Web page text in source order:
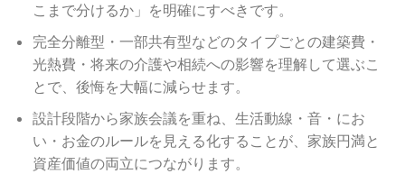
こまで分けるか」を明確にすべきです。
完全分離型・一部共有型などのタイプごとの建築費・
光熱費・将来の介護や相続への影響を理解して選ぶこ
とで、後悔を大幅に減らせます。
設計段階から家族会議を重ね、生活動線・音・にお
い・お金のルールを見える化することが、家族円満と
資産価値の両立につながります。